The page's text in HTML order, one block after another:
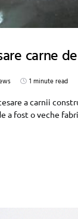
carne
1 minute read
a carnii
a fost o veche